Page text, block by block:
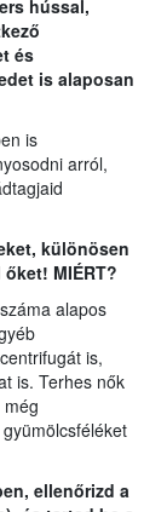
hússal,
és
is alaposan
is
arról,
különösen
MIÉRT?
alapos
is,
is. Terhes nők
ellenőrizd a